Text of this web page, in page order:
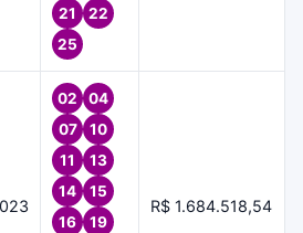
21
22
25
02
04
07
10
11
13
14
15
16
19
R$ 1.684.518,54